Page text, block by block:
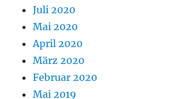
Juli 2020
Mai 2020
April 2020
März 2020
Februar 2020
Mai 2019